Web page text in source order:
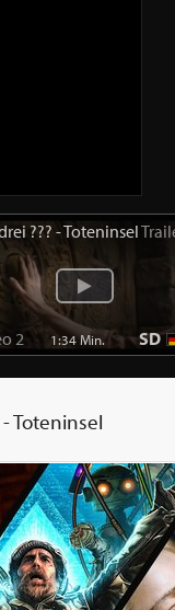
??? - Toteninsel
2 1:34 Min. SD
Toteninsel